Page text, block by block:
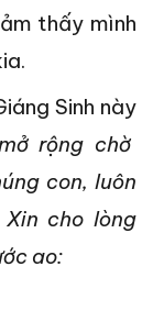
thấy mình
Sinh này
rộng chờ
con, luôn
cho lòng
ao: